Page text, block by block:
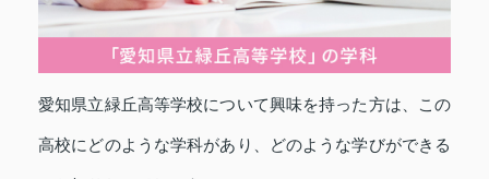
愛知県立緑丘高等学校について興味を持った方は、この
高校にどのような学科があり、どのような学びができる